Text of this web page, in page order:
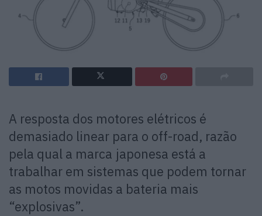
A resposta dos motores elétricos é
demasiado linear para o off-road, razão
pela qual a marca japonesa está a
trabalhar em sistemas que podem tornar
as motos movidas a bateria mais
“explosivas”.